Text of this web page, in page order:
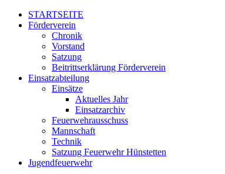
STARTSEITE
Förderverein
Chronik
Vorstand
Satzung
Beitrittserklärung Förderverein
Einsatzabteilung
Einsätze
Aktuelles Jahr
Einsatzarchiv
Feuerwehrausschuss
Mannschaft
Technik
Satzung Feuerwehr Hünstetten
Jugendfeuerwehr